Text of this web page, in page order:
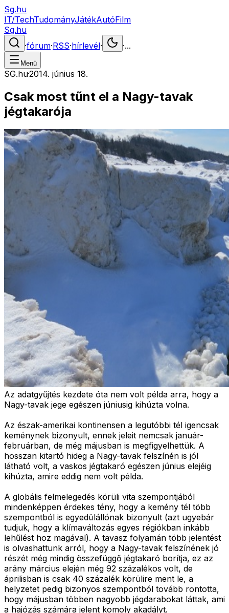
Sg.hu
IT/TechTudományJátékAutóFilm
Sg.hu
·fórum·RSS·hírlevél· ·...
Menü
SG.hu·2014. június 18.
Csak most tűnt el a Nagy-tavak
jégtakarója
Az adatgyűjtés kezdete óta nem volt példa arra, hogy a
Nagy-tavak jege egészen júniusig kihúzta volna.
Az észak-amerikai kontinensen a legutóbbi tél igencsak
keménynek bizonyult, ennek jeleit nemcsak január-
februárban, de még májusban is megfigyelhettük. A
hosszan kitartó hideg a Nagy-tavak felszínén is jól
látható volt, a vaskos jégtakaró egészen június elejéig
kihúzta, amire eddig nem volt példa.
A globális felmelegedés körüli vita szempontjából
mindenképpen érdekes tény, hogy a kemény tél több
szempontból is egyedülállónak bizonyult (azt ugyebár
tudjuk, hogy a klímaváltozás egyes régiókban inkább
lehűlést hoz magával). A tavasz folyamán több jelentést
is olvashattunk arról, hogy a Nagy-tavak felszínének jó
részét még mindig összefüggő jégtakaró borítja, ez az
arány március elején még 92 százalékos volt, de
áprilisban is csak 40 százalék körülire ment le, a
helyzetet pedig bizonyos szempontból tovább rontotta,
hogy májusban többen nagyobb jégdarabokat láttak, ami
a hajózás számára jelent komoly akadályt.